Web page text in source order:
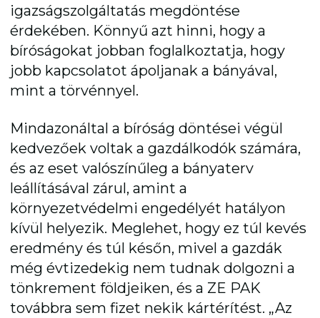
igazságszolgáltatás megdöntése
érdekében. Könnyű azt hinni, hogy a
bíróságokat jobban foglalkoztatja, hogy
jobb kapcsolatot ápoljanak a bányával,
mint a törvénnyel.
Mindazonáltal a bíróság döntései végül
kedvezőek voltak a gazdálkodók számára,
és az eset valószínűleg a bányaterv
leállításával zárul, amint a
környezetvédelmi engedélyét hatályon
kívül helyezik. Meglehet, hogy ez túl kevés
eredmény és túl későn, mivel a gazdák
még évtizedekig nem tudnak dolgozni a
tönkrement földjeiken, és a ZE PAK
továbbra sem fizet nekik kártérítést. „Az